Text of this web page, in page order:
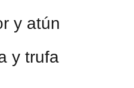
y atún
y trufa